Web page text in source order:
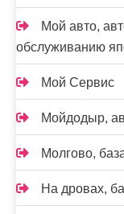
Мой авто,
обслуживанию
Мой Сервис
Мойдодыр,
Молгово,
На дровах,